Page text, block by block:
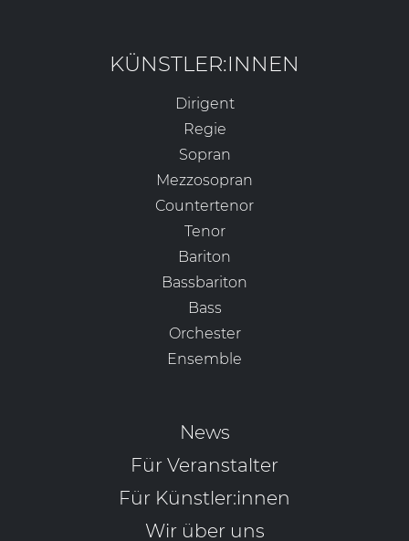
KÜNSTLER:INNEN
Dirigent
Regie
Sopran
Mezzosopran
Countertenor
Tenor
Bariton
Bassbariton
Bass
Orchester
Ensemble
News
Für Veranstalter
Für Künstler:innen
Wir über uns